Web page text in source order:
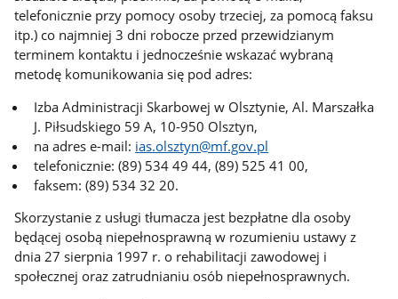
telefonicznie przy pomocy osoby trzeciej, za pomocą faksu
itp.) co najmniej 3 dni robocze przed przewidzianym
terminem kontaktu i jednocześnie wskazać wybraną
metodę komunikowania się pod adres:
Izba Administracji Skarbowej w Olsztynie, Al. Marszałka
J. Piłsudskiego 59 A, 10-950 Olsztyn,
na adres e-mail: ias.olsztyn@mf.gov.pl
telefonicznie: (89) 534 49 44, (89) 525 41 00,
faksem: (89) 534 32 20.
Skorzystanie z usługi tłumacza jest bezpłatne dla osoby
będącej osobą niepełnosprawną w rozumieniu ustawy z
dnia 27 sierpnia 1997 r. o rehabilitacji zawodowej i
społecznej oraz zatrudnianiu osób niepełnosprawnych.